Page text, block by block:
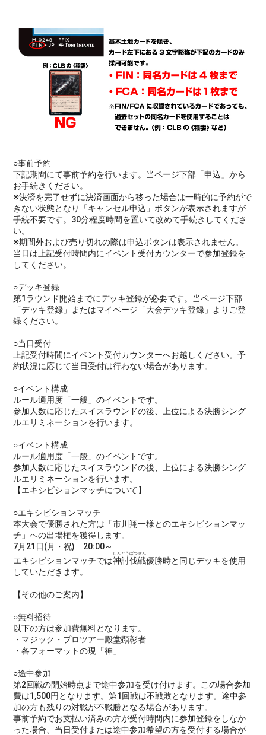
○事前予約
下記期間にて事前予約を行います。当ページ下部「申込」から
お手続きください。
※決済を完了せずに決済画面から移った場合は一時的に予約がで
きない状態となり「キャンセル申込」ボタンが表示されますが
手続不要です。30分程度時間を置いて改めて手続きしてくださ
い。
※期間外および売り切れの際は申込ボタンは表示されません。
当日は上記受付時間内にイベント受付カウンターで参加登録を
してください。
○デッキ登録
第1ラウンド開始までにデッキ登録が必要です。当ページ下部
「デッキ登録」またはマイページ「大会デッキ登録」よりご登
録ください。
○当日受付
上記受付時間にイベント受付カウンターへお越しください。予
約状況に応じて当日受付は行わない場合があります。
○イベント構成
ルール適用度「一般」のイベントです。
参加人数に応じたスイスラウンドの後、上位による決勝シング
ルエリミネーションを行います。
○イベント構成
ルール適用度「一般」のイベントです。
参加人数に応じたスイスラウンドの後、上位による決勝シング
ルエリミネーションを行います。
【エキシビションマッチについて】
○エキシビションマッチ
本大会で優勝された方は「市川翔一様とのエキシビションマッ
チ」への出場権を獲得します。
7月21日(月・祝) 20:00～
エキシビションマッチでは神討伐戦
しんとうばつせん
優勝時と同じデッキを使用
していただきます。
【その他のご案内】
○無料招待
以下の方は参加費無料となります。
・マジック・プロツアー殿堂顕彰者
・各フォーマットの現「神」
○途中参加
第2回戦の開始時点まで途中参加を受け付けます。この場合参加
費は1,500円となります。第1回戦は不戦敗となります。途中参
加の方も残りの対戦が不戦勝となる場合があります。
事前予約でお支払い済みの方が受付時間内に参加登録をしなか
った場合、当日受付または途中参加希望の方を受付する場合が